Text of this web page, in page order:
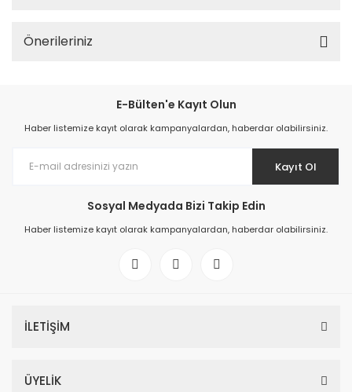
Önerileriniz
E-Bülten'e Kayıt Olun
Haber listemize kayıt olarak kampanyalardan, haberdar olabilirsiniz.
Kayıt Ol
Sosyal Medyada Bizi Takip Edin
Haber listemize kayıt olarak kampanyalardan, haberdar olabilirsiniz.
İLETİŞİM
ÜYELİK